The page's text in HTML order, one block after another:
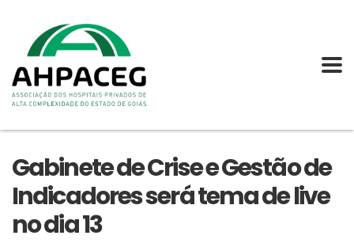
Gabinete de Crise e Gestão de
Indicadores será tema de live
no dia 13